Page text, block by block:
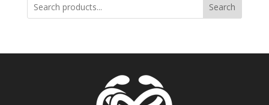
Search